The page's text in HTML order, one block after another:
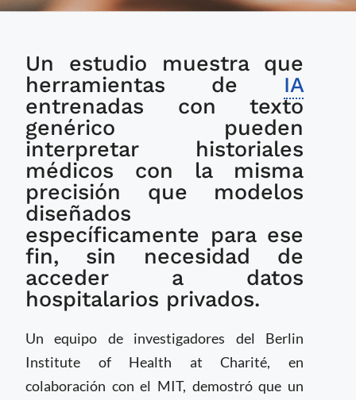
de uso general igualan
a los sistemas
especializados en el
análisis de
expedientes clínicos
electrónicos
Un estudio muestra que
herramientas de IA
entrenadas con texto
genérico pueden
interpretar historiales
médicos con la misma
precisión que modelos
diseñados
específicamente para ese
fin, sin necesidad de
acceder a datos
hospitalarios privados.
Un equipo de investigadores del Berlin
Institute of Health at Charité, en
colaboración con el MIT, demostró que un